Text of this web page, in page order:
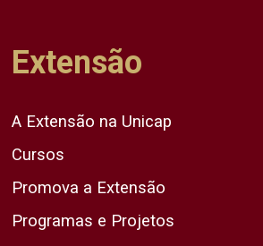
Extensão
A Extensão na Unicap
Cursos
Promova a Extensão
Programas e Projetos